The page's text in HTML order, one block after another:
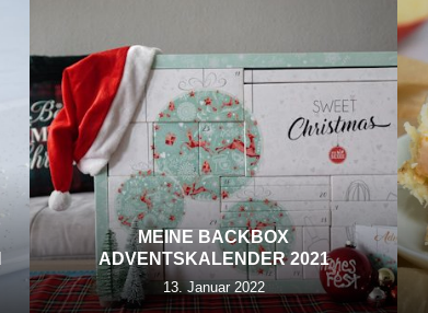
MEINE BACKBOX
ADVENTSKALENDER 2021
13. Januar 2022